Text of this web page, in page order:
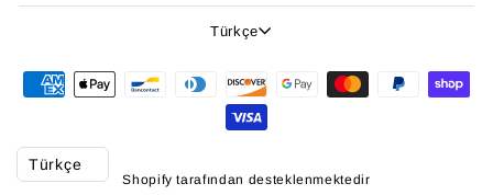
Dil
Türkçe
Shopify tarafından desteklenmektedir